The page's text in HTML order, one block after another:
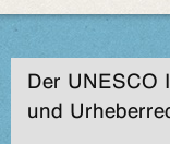
Der UNESCO
und